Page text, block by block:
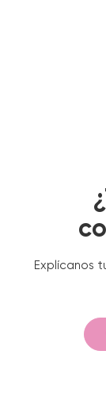
Explícanos